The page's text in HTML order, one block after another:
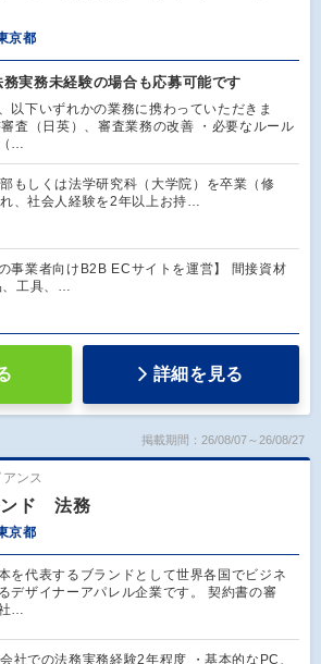
京都
実務未経験の場合も応募可能です
以下いずれかの業務に携わっていただきま
査（日英）、審査業務の改善 ・必要なルール
…
部もしくは法学研究科（大学院）を卒業（修
、社会人経験を2年以上お持…
の事業者向けB2B ECサイトを運営】 間接資材
、工具、…
詳細を見る
掲載期間：26/08/07～26/08/27
ンス
ンド 法務
京都
を代表するブランドとして世界各国でビジネ
デザイナーアパレル企業です。 契約書の審
…
会社での法務実務経験2年程度 ・基本的なPC、